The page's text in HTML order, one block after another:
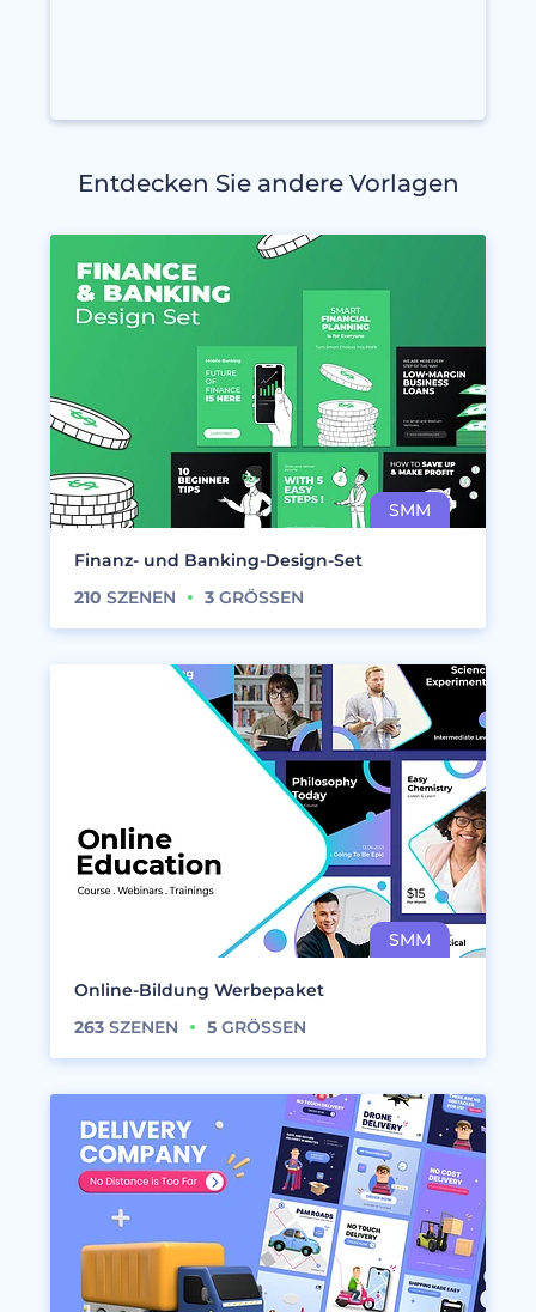
Entdecken Sie andere Vorlagen
Finanz- und Banking-Design-Set
210 SZENEN 3 GRÖSSEN
Online-Bildung Werbepaket
263 SZENEN 5 GRÖSSEN